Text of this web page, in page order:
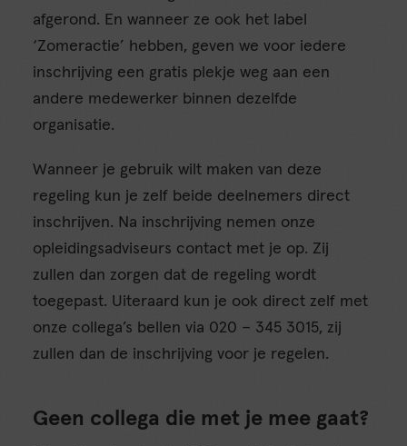
afgerond. En wanneer ze ook het label
‘Zomeractie’ hebben, geven we voor iedere
inschrijving een gratis plekje weg aan een
andere medewerker binnen dezelfde
organisatie.
Wanneer je gebruik wilt maken van deze
regeling kun je zelf beide deelnemers direct
inschrijven. Na inschrijving nemen onze
opleidingsadviseurs contact met je op. Zij
zullen dan zorgen dat de regeling wordt
toegepast. Uiteraard kun je ook direct zelf met
onze collega’s bellen via 020 – 345 3015, zij
zullen dan de inschrijving voor je regelen.
Geen collega die met je mee gaat?